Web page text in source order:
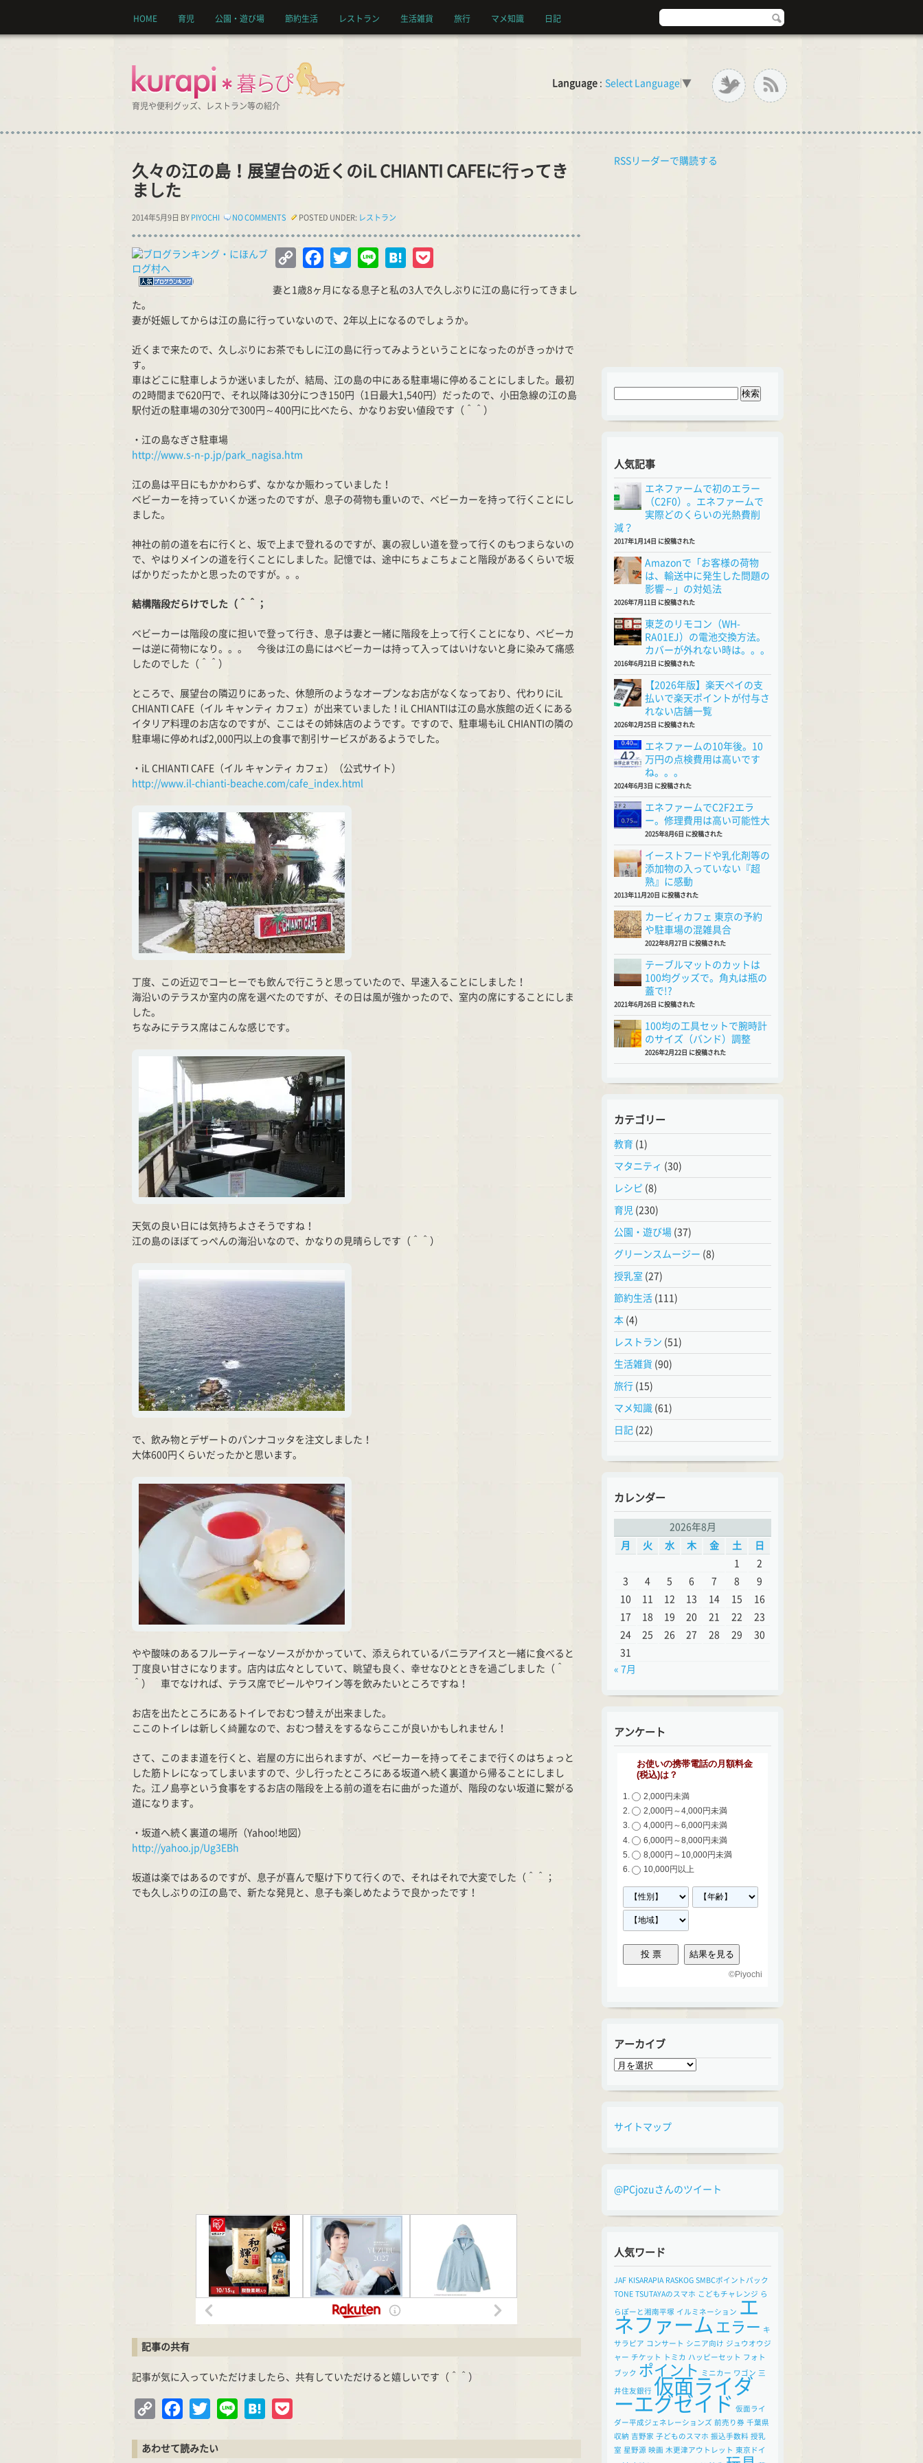
育児や便利グッズ、レストラン等の紹介
HOME 育児 公園・遊び場 節約生活 レストラン 生活雑貨 旅行 マメ知識 日記
Language : Select Language ▼
久々の江の島！展望台の近くのiL CHIANTI CAFEに行ってき
ました
2014年5月9日 BY PIYOCHI NO COMMENTS POSTED UNDER: レストラン
Copy
Facebook
TwitterLine Hatena
妻と1歳8ヶ月になる息子と私の3人で久しぶりに江の島に行ってきまし
た。
妻が妊娠してからは江の島に行っていないので、2年以上になるのでしょうか。
近くまで来たので、久しぶりにお茶でもしに江の島に行ってみようということになったのがきっかけで
す。
車はどこに駐車しようか迷いましたが、結局、江の島の中にある駐車場に停めることにしました。最初
の2時間まで620円で、それ以降は30分につき150円（1日最大1,540円）だったので、小田急線の江の島
駅付近の駐車場の30分で300円～400円に比べたら、かなりお安い値段です（＾＾）
・江の島なぎさ駐車場
http://www.s-n-p.jp/park_nagisa.htm
江の島は平日にもかかわらず、なかなか賑わっていました！
ベビーカーを持っていくか迷ったのですが、息子の荷物も重いので、ベビーカーを持って行くことにし
ました。
神社の前の道を右に行くと、坂で上まで登れるのですが、裏の寂しい道を登って行くのもつまらないの
で、やはりメインの道を行くことにしました。記憶では、途中にちょこちょこと階段があるくらいで坂
ばかりだったかと思ったのですが。。。
結構階段だらけでした（＾＾；
ベビーカーは階段の度に担いで登って行き、息子は妻と一緒に階段を上って行くことになり、ベビーカ
ーは逆に荷物になり。。。 今後は江の島にはベビーカーは持って入ってはいけないと身に染みて痛感
したのでした（＾＾）
ところで、展望台の隣辺りにあった、休憩所のようなオープンなお店がなくなっており、代わりにiL
CHIANTI CAFE（イル キャンティ カフェ）が出来ていました！iL CHIANTIは江の島水族館の近くにある
イタリア料理のお店なのですが、ここはその姉妹店のようです。ですので、駐車場もiL CHIANTIの隣の
駐車場に停めれば2,000円以上の食事で割引サービスがあるようでした。
・iL CHIANTI CAFE（イル キャンティ カフェ）（公式サイト）
http://www.il-chianti-beache.com/cafe_index.html
丁度、この近辺でコーヒーでも飲んで行こうと思っていたので、早速入ることにしました！
海沿いのテラスか室内の席を選べたのですが、その日は風が強かったので、室内の席にすることにしま
した。
ちなみにテラス席はこんな感じです。
天気の良い日には気持ちよさそうですね！
江の島のほぼてっぺんの海沿いなので、かなりの見晴らしです（＾＾）
で、飲み物とデザートのパンナコッタを注文しました！
大体600円くらいだったかと思います。
やや酸味のあるフルーティーなソースがかかっていて、添えられているバニラアイスと一緒に食べると
丁度良い甘さになります。店内は広々としていて、眺望も良く、幸せなひとときを過ごしました（＾
＾） 車でなければ、テラス席でビールやワイン等を飲みたいところですね！
お店を出たところにあるトイレでおむつ替えが出来ました。
ここのトイレは新しく綺麗なので、おむつ替えをするならここが良いかもしれません！
さて、このまま道を行くと、岩屋の方に出られますが、ベビーカーを持ってそこまで行くのはちょっと
した筋トレになってしまいますので、少し行ったところにある坂道へ続く裏道から帰ることにしまし
た。江ノ島亭という食事をするお店の階段を上る前の道を右に曲がった道が、階段のない坂道に繋がる
道になります。
・坂道へ続く裏道の場所（Yahoo!地図）
http://yahoo.jp/Ug3EBh
坂道は楽ではあるのですが、息子が喜んで駆け下りて行くので、それはそれで大変でした（＾＾；
でも久しぶりの江の島で、新たな発見と、息子も楽しめたようで良かったです！
記事の共有
記事が気に入っていただけましたら、共有していただけると嬉しいです（＾＾）
Copy
Facebook
TwitterLine Hatena
あわせて読みたい
RSSリーダーで購読する
人気記事
エネファームで初のエラー
（C2F0）。エネファームで
実際どのくらいの光熱費削
減？
2017年1月14日 に投稿された
Amazonで「お客様の荷物
は、輸送中に発生した問題の
影響～」の対処法
2026年7月11日 に投稿された
東芝のリモコン（WH-
RA01EJ）の電池交換方法。
カバーが外れない時は。。。
2016年6月21日 に投稿された
【2026年版】楽天ペイの支
払いで楽天ポイントが付与さ
れない店舗一覧
2026年2月25日 に投稿された
エネファームの10年後。10
万円の点検費用は高いです
ね。。。
2024年6月3日 に投稿された
エネファームでC2F2エラ
ー。修理費用は高い可能性大
2025年8月6日 に投稿された
イーストフードや乳化剤等の
添加物の入っていない『超
熟』に感動
2013年11月20日 に投稿された
カービィカフェ 東京の予約
や駐車場の混雑具合
2022年8月27日 に投稿された
テーブルマットのカットは
100均グッズで。角丸は瓶の
蓋で!?
2021年6月26日 に投稿された
100均の工具セットで腕時計
のサイズ（バンド）調整
2026年2月22日 に投稿された
カテゴリー
教育 (1)
マタニティ (30)
レシピ (8)
育児 (230)
公園・遊び場 (37)
グリーンスムージー (8)
授乳室 (27)
節約生活 (111)
本 (4)
レストラン (51)
生活雑貨 (90)
旅行 (15)
マメ知識 (61)
日記 (22)
カレンダー
2026年8月
月
火 水 木 金 土
日
1
2
3
4 5 6 7 8
9
10
11 12 13 14 15
16
17
18 19 20 21 22
23
24
25 26 27 28 29
30
31
« 7月
アンケート
お使いの携帯電話の月額料金
(税込)は？
2,000円未満
2,000円～4,000円未満
4,000円～6,000円未満
6,000円～8,000円未満
8,000円～10,000円未満
10,000円以上
©Piyochi
アーカイブ
ア
カ
サイトマップ
@PCjozuさんのツイート
人気ワード
JAF KISARAPIA RASKOG SMBCポイントパック
TONE TSUTAYAのスマホ こどもチャレンジ ら
らぽーと湘南平塚 イルミネーション エ
ネファーム エラー キ
サラピア コンサート シニア向け ジュウオウジ
ャー チケット トミカ ハッピーセット フォト
ブック ポイント ミニカー ワゴン 三
井住友銀行 仮面ライダ
ーエグゼイド 仮面ライ
ダー平成ジェネレーションズ 前売り券 千葉県
収納 吉野家 子どものスマホ 振込手数料 授乳
室 星野源 映画 木更津アウトレット 東京ドイ